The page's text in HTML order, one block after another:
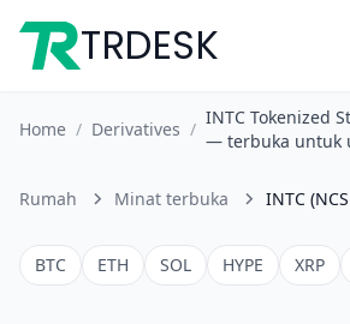
TRDESK
Home / Derivatives /
INTC Tokenized
— terbuka untuk
Rumah Minat terbuka INTC
BTC ETH SOL HYPE XRP